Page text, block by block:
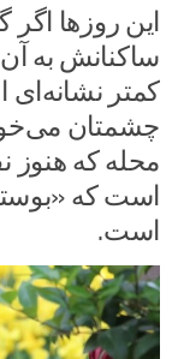
این روزها اگر
ساکنانش به
کمتر نشانه‌ای
چشمتان
محله که هنوز
است که
است.